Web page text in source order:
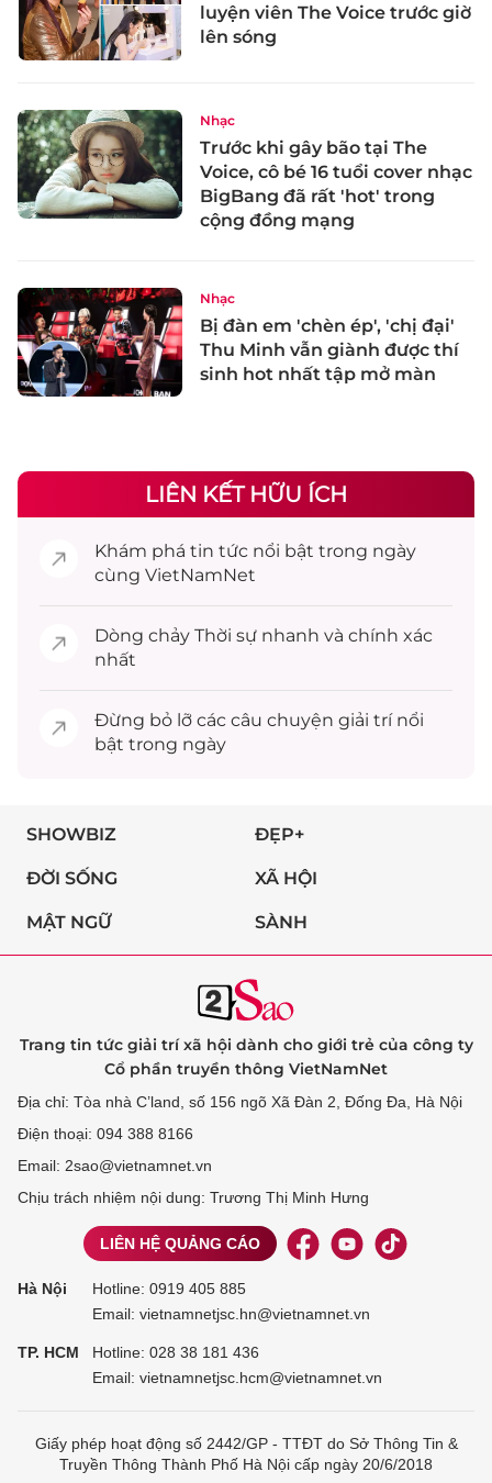
luyện viên The Voice trước giờ
lên sóng
Nhạc
Trước khi gây bão tại The
Voice, cô bé 16 tuổi cover nhạc
BigBang đã rất 'hot' trong
cộng đồng mạng
Nhạc
Bị đàn em 'chèn ép', 'chị đại'
Thu Minh vẫn giành được thí
sinh hot nhất tập mở màn
LIÊN KẾT HỮU ÍCH
Khám phá tin tức nổi bật trong ngày
cùng VietNamNet
Dòng chảy Thời sự nhanh và chính xác
nhất
Đừng bỏ lỡ các câu chuyện giải trínổi
bật trong ngày
SHOWBIZ ĐẸP+
ĐỜI SỐNG XÃ HỘI
MẬT NGỮ SÀNH
Trang tin tức giải trí xã hội dành cho giới trẻ của công ty
Cổ phần truyền thông VietNamNet
Địa chỉ: Tòa nhà C’land, số 156 ngõ Xã Đàn 2, Đống Đa, Hà Nội
Điện thoại: 094 388 8166
Email: 2sao@vietnamnet.vn
Chịu trách nhiệm nội dung: Trương Thị Minh Hưng
LIÊN HỆ QUẢNG CÁO
Hà Nội Hotline: 0919 405 885
Email: vietnamnetjsc.hn@vietnamnet.vn
TP. HCM Hotline: 028 38 181 436
Email: vietnamnetjsc.hcm@vietnamnet.vn
Giấy phép hoạt động số 2442/GP - TTĐT do Sở Thông Tin &
Truyền Thông Thành Phố Hà Nội cấp ngày 20/6/2018